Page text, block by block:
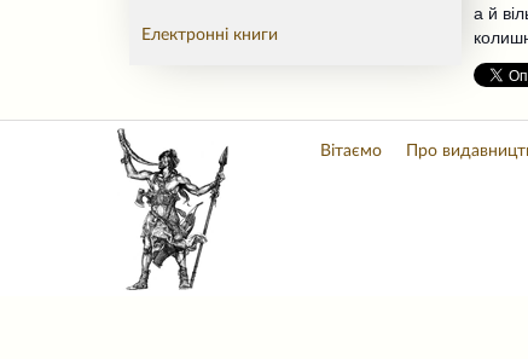
Електронні книги
а й
Вітаємо Про